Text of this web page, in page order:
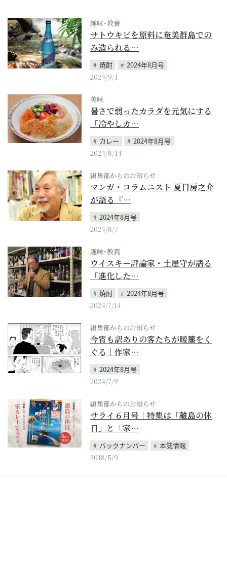
趣味･教養
サトウキビを原料に奄美群島での
み造られる…
焼酎
2024年8月号
2024/9/1
美味
暑さで弱ったカラダを元気にする
「冷やしカ…
カレー
2024年8月号
2024/8/14
編集部からのお知らせ
マンガ・コラムニスト 夏目房之介
が語る『…
2024年8月号
2024/8/7
趣味･教養
ウイスキー評論家・土屋守が語る
「進化した…
焼酎
2024年8月号
2024/7/14
編集部からのお知らせ
今宵も訳ありの客たちが暖簾をく
ぐる｜作家…
2024年8月号
2024/7/9
編集部からのお知らせ
サライ６月号｜特集は「離島の休
日」と「家…
バックナンバー
本誌情報
2018/5/9